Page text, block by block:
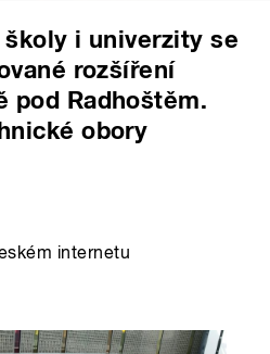
i univerzity se
rozšíření
pod Radhoštěm.
obory
internetu